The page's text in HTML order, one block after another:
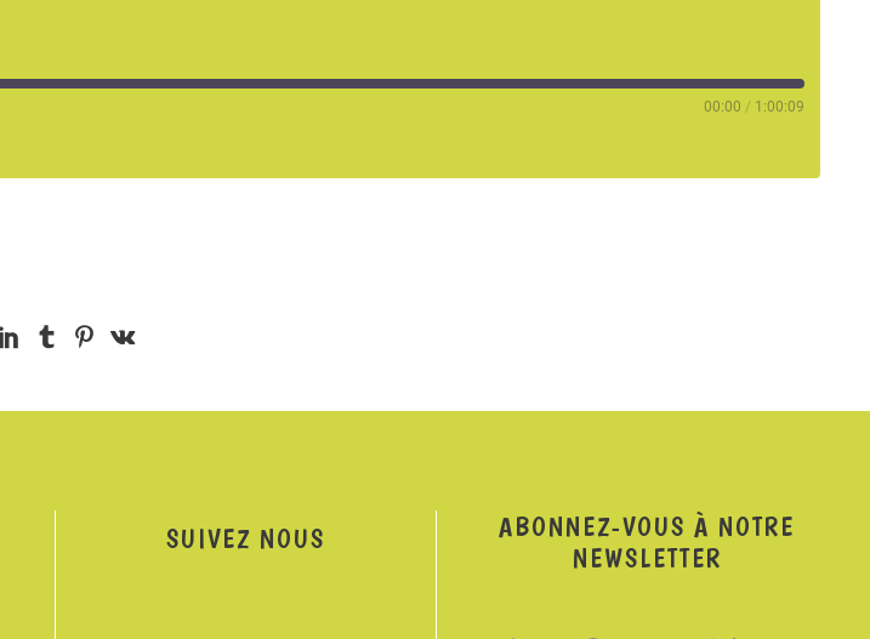
00:00 / 1:00:09
SUIVEZ NOUS
ABONNEZ-VOUS À NOTRE
NEWSLETTER